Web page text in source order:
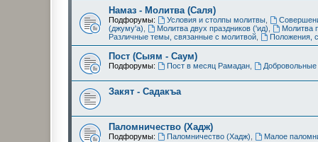
Намаз - Молитва (Саля)
Подфорумы: Условия и столпы молитвы,
(джуму'а)
Молитва двух праздников ('ид) Молитва
Различные темы, связанные с молитвой
Положения,
Пост (Сыям - Саум)
Подфорумы: Пост в месяц Рамадан,
Закят - Cадакъа
Паломничество (Хадж)
Подфорумы: Паломничество (Хадж) Малое